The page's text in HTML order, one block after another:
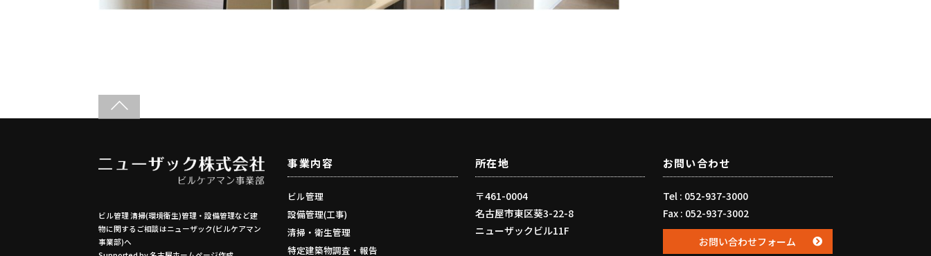
ビル管理 清掃(環境衛生)管理・設備管理など建
物に関するご相談はニューザック(ビルケアマン
事業部)へ
事業内容
ビル管理
設備管理(工事)
清掃・衛生管理
特定建築物調査・報告
所在地
〒461-0004
名古屋市東区葵3-22-8
ニューザックビル11F
お問い合わせ
Tel : 052-937-3000
Fax : 052-937-3002
お問い合わせフォーム